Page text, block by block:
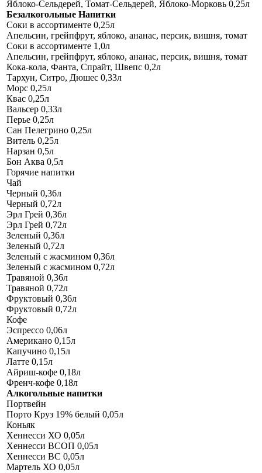
Яблоко-Сельдерей, Томат-Сельдерей, Яблоко-Морковь 0,25л
Безалкогольные Напитки
Соки в ассортименте 0,25л
Апельсин, грейпфрут, яблоко, ананас, персик, вишня, томат
Соки в ассортименте 1,0л
Апельсин, грейпфрут, яблоко, ананас, персик, вишня, томат
Кока-кола, Фанта, Спрайт, Швепс 0,2л
Тархун, Ситро, Дюшес 0,33л
Морс 0,25л
Квас 0,25л
Вальсер 0,33л
Перье 0,25л
Сан Пелегрино 0,25л
Витель 0,25л
Нарзан 0,5л
Бон Аква 0,5л
Горячие напитки
Чай
Черный 0,36л
Черный 0,72л
Эрл Грей 0,36л
Эрл Грей 0,72л
Зеленый 0,36л
Зеленый 0,72л
Зеленый с жасмином 0,36л
Зеленый с жасмином 0,72л
Травяной 0,36л
Травяной 0,72л
Фруктовый 0,36л
Фруктовый 0,72л
Кофе
Эспрессо 0,06л
Американо 0,15л
Капучино 0,15л
Латте 0,15л
Айриш-кофе 0,18л
Френч-кофе 0,18л
Алкогольные напитки
Портвейн
Порто Круз 19% белый 0,05л
Коньяк
Хеннесси ХО 0,05л
Хеннесси ВСОП 0,05л
Хеннесси ВС 0,05л
Мартель ХО 0,05л